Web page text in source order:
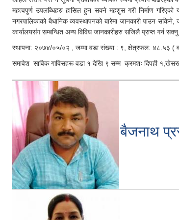
महत्वपुर्ण उपलब्धिहरु हासिल हुन सक्ने महशुस गरी निर्माण गरिएको
नगरपालिकाको बैधानिक व्यवस्थापनको बारेमा जानकारी पाउन
कार्यालयसंग सम्बन्धित अन्य विविध जानकारीहरु सजिलै प्राप्त गर्न
स्थापना: २०७४/०५/०२ , जम्मा वडा संख्या : ९, क्षेत्रफल: ४८.५३ (
समावेश साविक गाविसहरू वडा १ देखि ९ सम्म क्रमशः दिपही
बैजनाथ